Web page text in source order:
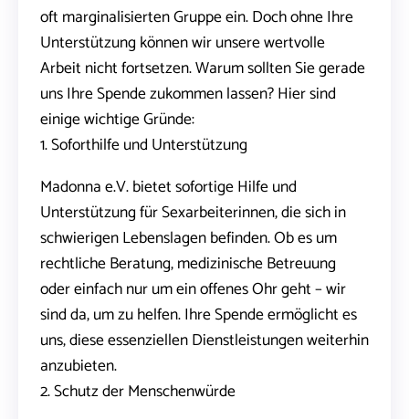
oft marginalisierten Gruppe ein. Doch ohne Ihre
Unterstützung können wir unsere wertvolle
Arbeit nicht fortsetzen. Warum sollten Sie gerade
uns Ihre Spende zukommen lassen? Hier sind
einige wichtige Gründe:
1. Soforthilfe und Unterstützung
Madonna e.V. bietet sofortige Hilfe und
Unterstützung für Sexarbeiterinnen, die sich in
schwierigen Lebenslagen befinden. Ob es um
rechtliche Beratung, medizinische Betreuung
oder einfach nur um ein offenes Ohr geht – wir
sind da, um zu helfen. Ihre Spende ermöglicht es
uns, diese essenziellen Dienstleistungen weiterhin
anzubieten.
2. Schutz der Menschenwürde